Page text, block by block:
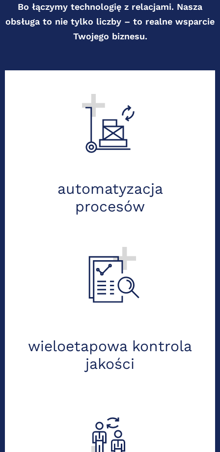
Bo łączymy technologię z relacjami. Nasza
obsługa to nie tylko liczby – to realne wsparcie
Twojego biznesu.
automatyzacja
procesów
Dziesiątki godzin zaoszczędzone dzięki
automatom. Integrujemy faktury, bank i
kadry, eliminując ręczne błędy i
wieloetapowa kontrola
jakości
Robimy pełne zamknięcie ksiąg co
miesiąc, generując odpowiednie raporty.
Regularnie weryfikujemy je, by zapewnić
Zadaj pytanie raz – otrzymaj
przemyślaną odpowiedź. Nie tylko